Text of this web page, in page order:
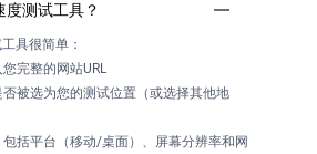
度测试工具？
具很简单：
完整的网站URL
被选为您的测试位置（或选择其他地
括平台（移动/桌面）、屏幕分辨率和网